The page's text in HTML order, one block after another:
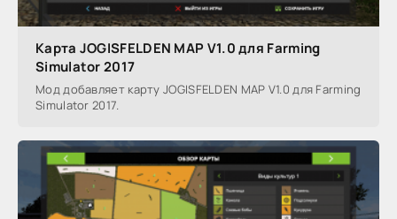
Карта JOGISFELDEN MAP V1.0 для Farming
Simulator 2017
Мод добавляет карту JOGISFELDEN MAP V1.0 для Farming
Simulator 2017.